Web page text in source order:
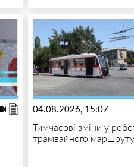
04.08.2026, 15:07
Тимчасові зміни у
трамвайного